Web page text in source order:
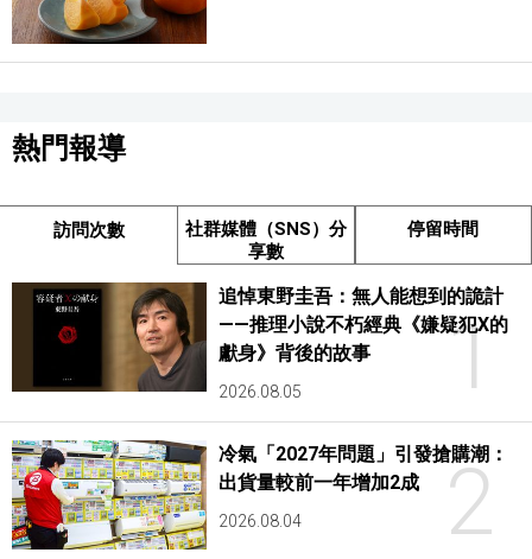
熱門報導
訪問次數
社群媒體（SNS）分
享數
停留時間
1
追悼東野圭吾：無人能想到的詭計
——推理小說不朽經典《嫌疑犯X的
獻身》背後的故事
2026.08.05
2
冷氣「2027年問題」引發搶購潮：
出貨量較前一年增加2成
2026.08.04